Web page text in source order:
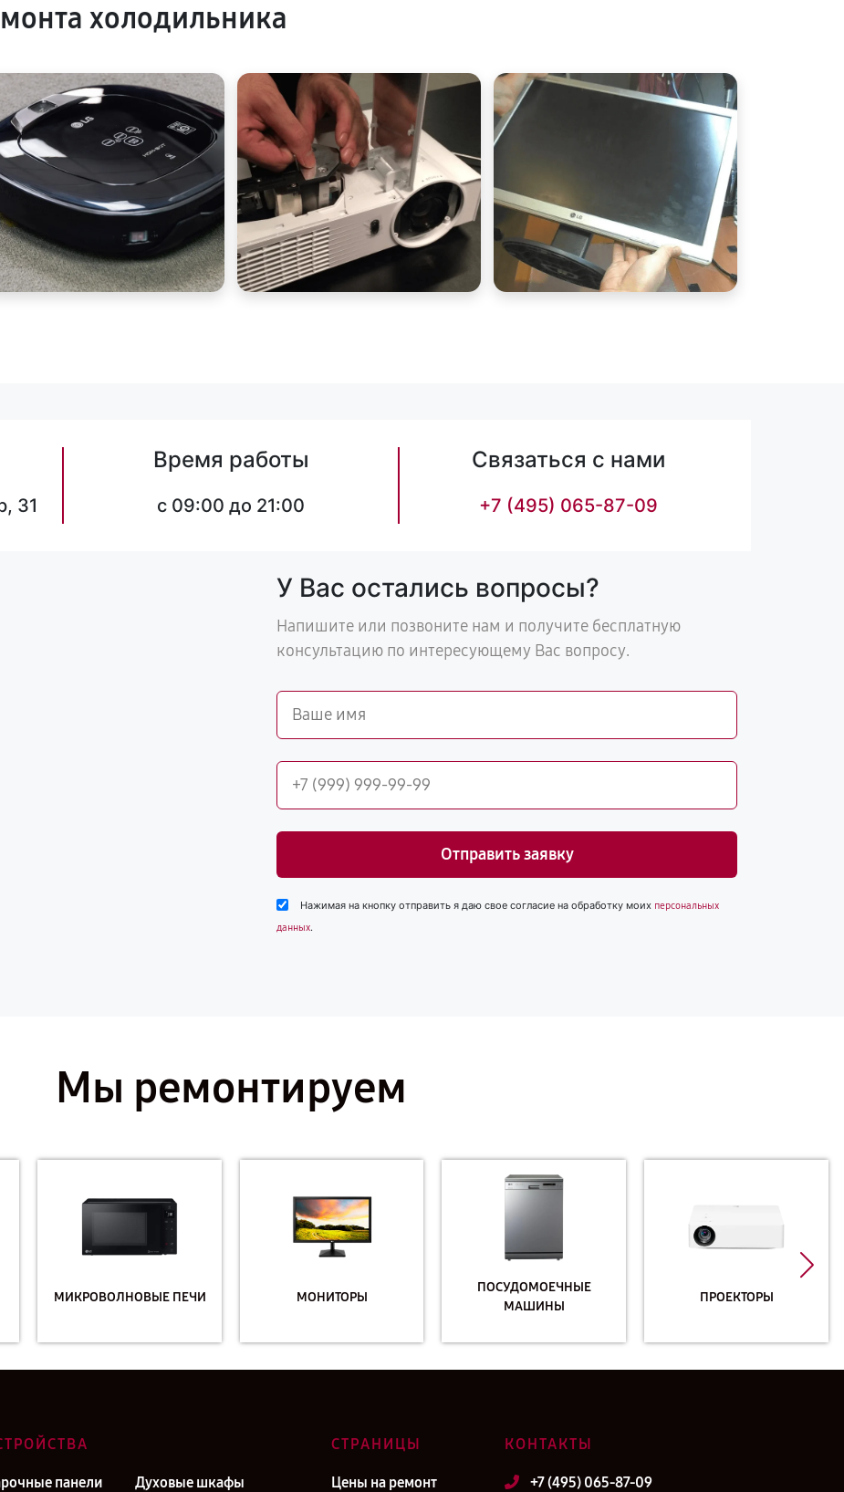
холодильника
31
Время работы
c 09:00 до 21:00
Связаться с нами
+7 (495) 065-87-09
У Вас остались вопросы?
Напишите или позвоните нам и получите бесплатную
консультацию по интересующему Вас вопросу.
Отправить заявку
Нажимая на кнопку отправить я даю свое согласие на обработку моих персональных
данных.
Мы ремонтируем
МИКРОВОЛНОВЫЕ ПЕЧИ МОНИТОРЫ
ПОСУДОМОЕЧНЫЕ
МАШИНЫ
ПРОЕКТОРЫ
панели Духовые шкафы
СТРАНИЦЫ
Цены на ремонт
КОНТАКТЫ
+7 (495) 065-87-09